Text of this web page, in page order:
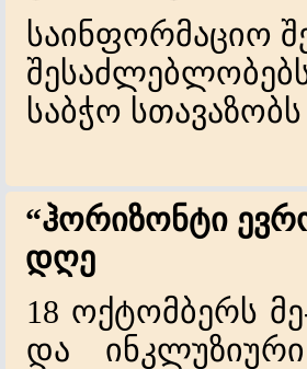
საინფორმაციო
საბჭო
“ჰორიზონტი
დღე
18 ოქტომბერს
და